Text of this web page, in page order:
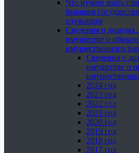
Что нужно знать
бывшим
служащим
Сведения о доходах,
имуществе и
имущественного
Сведения о
имуществе и
2024 год
2023 год
2022 год
2021 год
2020 год
2019 год
2018 год
2017 год